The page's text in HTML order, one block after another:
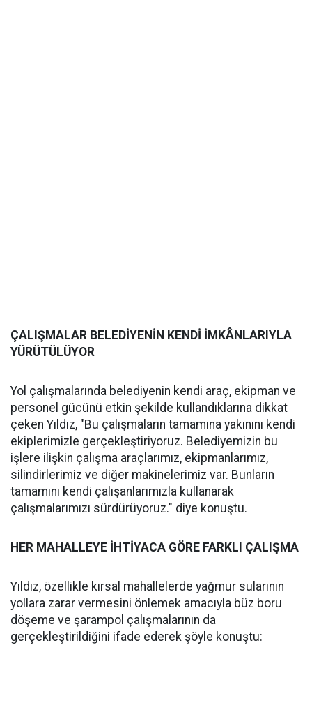
ÇALIŞMALAR BELEDİYENİN KENDİ İMKÂNLARIYLA
YÜRÜTÜLÜYOR
Yol çalışmalarında belediyenin kendi araç, ekipman ve
personel gücünü etkin şekilde kullandıklarına dikkat
çeken Yıldız, "Bu çalışmaların tamamına yakınını kendi
ekiplerimizle gerçekleştiriyoruz. Belediyemizin bu
işlere ilişkin çalışma araçlarımız, ekipmanlarımız,
silindirlerimiz ve diğer makinelerimiz var. Bunların
tamamını kendi çalışanlarımızla kullanarak
çalışmalarımızı sürdürüyoruz." diye konuştu.
HER MAHALLEYE İHTİYACA GÖRE FARKLI ÇALIŞMA
Yıldız, özellikle kırsal mahallelerde yağmur sularının
yollara zarar vermesini önlemek amacıyla büz boru
döşeme ve şarampol çalışmalarının da
gerçekleştirildiğini ifade ederek şöyle konuştu: